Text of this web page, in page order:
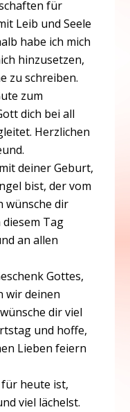
für
Leib und Seele
habe ich mich
hinzusetzen,
zu schreiben.
zum
dich bei all
Herzlichen
deiner Geburt,
bist, der vom
wünsche dir
diesem Tag
an allen
Gottes,
wir deinen
dir viel
und hoffe,
Lieben feiern
heute ist,
viel lächelst.